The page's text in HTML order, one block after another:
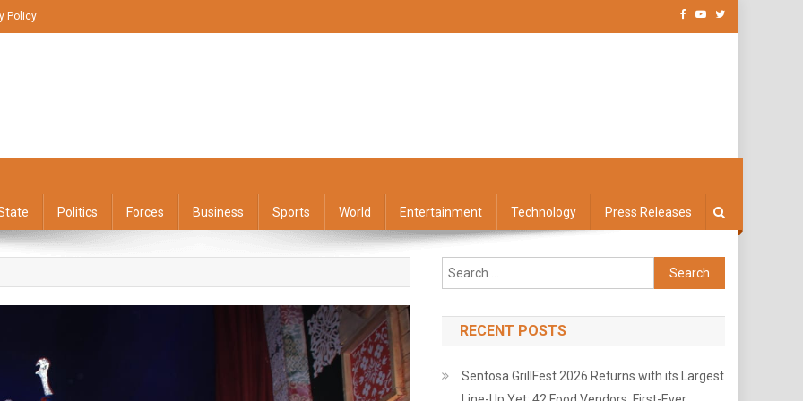
Policy
Politics Forces Business Sports World Entertainment Technology Press Releases
Search
for:
RECENT POSTS
Sentosa GrillFest 2026 Returns with its Largest